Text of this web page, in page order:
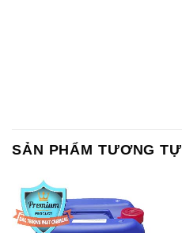
SẢN PHẨM TƯƠNG TỰ